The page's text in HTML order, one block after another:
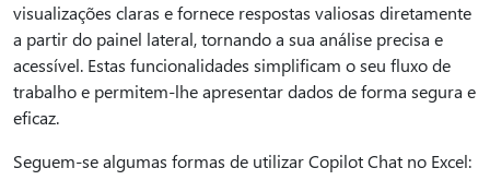
visualizações claras e fornece respostas valiosas diretamente
a partir do painel lateral, tornando a sua análise precisa e
acessível. Estas funcionalidades simplificam o seu fluxo de
trabalho e permitem-lhe apresentar dados de forma segura e
eficaz.
Seguem-se algumas formas de utilizar Copilot Chat no Excel: